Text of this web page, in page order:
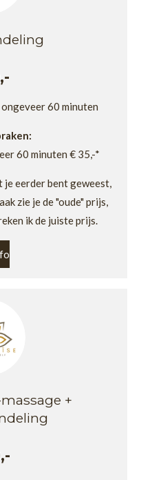
60 minuten
60 minuten € 35,-*
je eerder bent geweest,
zie je de "oude" prijs,
ik de juiste prijs.
+